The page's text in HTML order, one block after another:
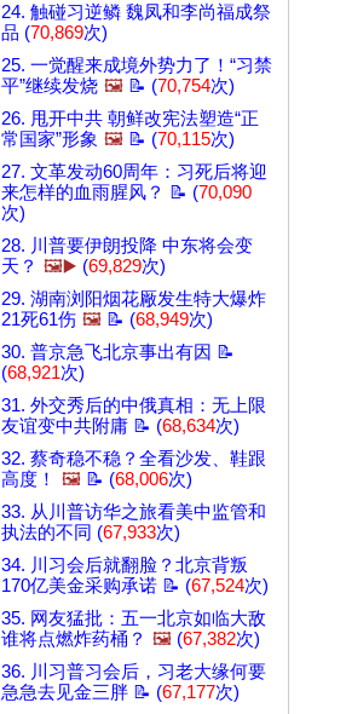
24. 触碰习逆鳞 魏凤和李尚福成祭
品 (70,869次)
25. 一觉醒来成境外势力了！“习禁
平”继续发烧 🖼️ 📝 (70,754次)
26. 甩开中共 朝鲜改宪法塑造“正
常国家”形象 🖼️ 📝 (70,115次)
27. 文革发动60周年：习死后将迎
来怎样的血雨腥风？ 📝 (70,090
次)
28. 川普要伊朗投降 中东将会变
天？ 🖼️▶️ (69,829次)
29. 湖南浏阳烟花厰发生特大爆炸
21死61伤 🖼️ 📝 (68,949次)
30. 普京急飞北京事出有因 📝
(68,921次)
31. 外交秀后的中俄真相：无上限
友谊变中共附庸 📝 (68,634次)
32. 蔡奇稳不稳？全看沙发、鞋跟
高度！
🖼️ 📝 (68,006次)
33. 从川普访华之旅看美中监管和
执法的不同 (67,933次)
34. 川习会后就翻脸？北京背叛
170亿美金采购承诺 📝 (67,524次)
35. 网友猛批：五一北京如临大敌
谁将点燃炸药桶？ 🖼️ (67,382次)
36. 川习普习会后，习老大缘何要
急急去见金三胖 📝 (67,177次)